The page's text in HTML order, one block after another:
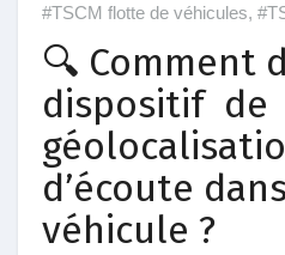
#TSCM flotte de véhicules,
🔍 Comment
dispositif de
d’écoute
véhicule ?